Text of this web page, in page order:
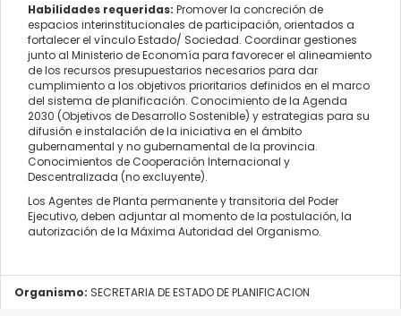
Habilidades requeridas: Promover la concreción de
espacios interinstitucionales de participación, orientados a
fortalecer el vínculo Estado/ Sociedad. Coordinar gestiones
junto al Ministerio de Economía para favorecer el alineamiento
de los recursos presupuestarios necesarios para dar
cumplimiento a los objetivos prioritarios definidos en el marco
del sistema de planificación. Conocimiento de la Agenda
2030 (Objetivos de Desarrollo Sostenible) y estrategias para su
difusión e instalación de la iniciativa en el ámbito
gubernamental y no gubernamental de la provincia.
Conocimientos de Cooperación Internacional y
Descentralizada (no excluyente).
Los Agentes de Planta permanente y transitoria del Poder
Ejecutivo, deben adjuntar al momento de la postulación, la
autorización de la Máxima Autoridad del Organismo.
Organismo: SECRETARIA DE ESTADO DE PLANIFICACION